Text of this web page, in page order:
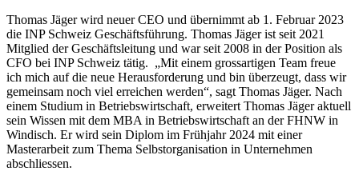
Thomas Jäger wird neuer CEO und übernimmt ab 1. Februar 2023
die INP Schweiz Geschäftsführung. Thomas Jäger ist seit 2021
Mitglied der Geschäftsleitung und war seit 2008 in der Position als
CFO bei INP Schweiz tätig. „Mit einem grossartigen Team freue
ich mich auf die neue Herausforderung und bin überzeugt, dass wir
gemeinsam noch viel erreichen werden“, sagt Thomas Jäger. Nach
einem Studium in Betriebswirtschaft, erweitert Thomas Jäger aktuell
sein Wissen mit dem MBA in Betriebswirtschaft an der FHNW in
Windisch. Er wird sein Diplom im Frühjahr 2024 mit einer
Masterarbeit zum Thema Selbstorganisation in Unternehmen
abschliessen.